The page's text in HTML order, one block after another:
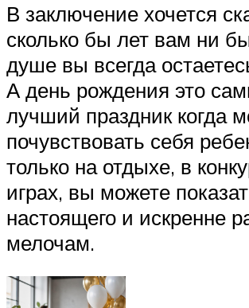
В заключение хочется
сколько бы лет вам ни
душе вы всегда
А день рождения это
лучший праздник когда
почувствовать себя
только на отдыхе, в
играх, вы можете
настоящего и искренне
мелочам.